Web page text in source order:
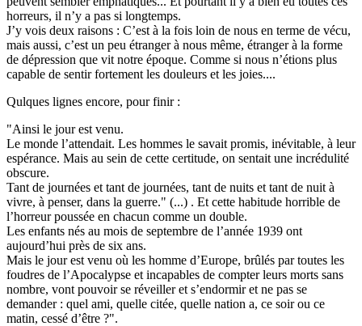
horreurs, il n’y a pas si longtemps.
J’y vois deux raisons : C’est à la fois loin de nous en terme de vécu,
mais aussi, c’est un peu étranger à nous même, étranger à la forme
de dépression que vit notre époque. Comme si nous n’étions plus
capable de sentir fortement les douleurs et les joies....
Qulques lignes encore, pour finir :
"Ainsi le jour est venu.
Le monde l’attendait. Les hommes le savait promis, inévitable, à leur
espérance. Mais au sein de cette certitude, on sentait une incrédulité
obscure.
Tant de journées et tant de journées, tant de nuits et tant de nuit à
vivre, à penser, dans la guerre." (...) . Et cette habitude horrible de
l’horreur poussée en chacun comme un double.
Les enfants nés au mois de septembre de l’année 1939 ont
aujourd’hui près de six ans.
Mais le jour est venu où les homme d’Europe, brûlés par toutes les
foudres de l’Apocalypse et incapables de compter leurs morts sans
nombre, vont pouvoir se réveiller et s’endormir et ne pas se
demander : quel ami, quelle citée, quelle nation a, ce soir ou ce
matin, cessé d’être ?".